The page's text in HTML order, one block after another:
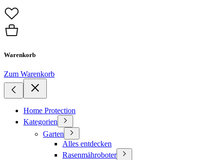
Warenkorb
Zum Warenkorb
Home Protection
Kategorien
Garten
Alles entdecken
Rasenmähroboter